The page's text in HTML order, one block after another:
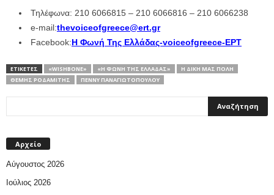
Τηλέφωνα: 210 6066815 – 210 6066816 – 210 6066238
e-mail:thevoiceofgreece@ert.gr
Facebook:Η Φωνή Της Ελλάδας-voiceofgreece-ΕΡΤ
ΕΤΙΚΕΤΕΣ «WISHBONE» «Η ΦΩΝΉ ΤΗΣ ΕΛΛΆΔΑΣ»
Η ΔΙΚΉ ΜΑΣ ΠΌΛΗ
ΘΈΜΗΣ ΡΟΔΑΜΊΤΗΣ
ΠΈΝΝΥ ΠΑΝΑΓΙΩΤΟΠΟΎΛΟΥ
Αρχείο
Αύγουστος 2026
Ιούλιος 2026